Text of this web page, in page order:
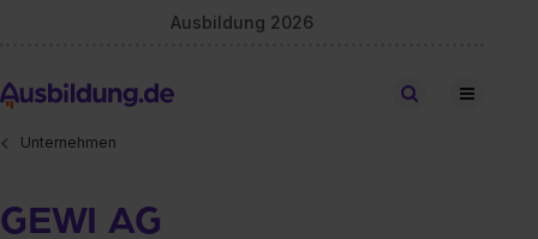
Ausbildung 2026
Stellen finden
Unternehmen
GEWI AG